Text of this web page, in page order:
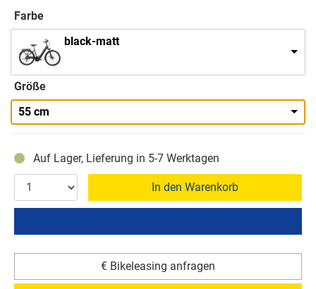
Farbe
black-matt
Größe
55 cm
Auf Lager, Lieferung in 5-7 Werktagen
In den Warenkorb
€ Bikeleasing anfragen